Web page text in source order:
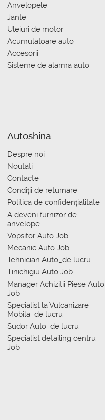
Anvelopele
Jante
Uleiuri de motor
Acumulatoare auto
Accesorii
Sisteme de alarma auto
Autoshina
Despre noi
Noutati
Contacte
Condiții de returnare
Politica de confidențialitate
A deveni furnizor de
anvelope
Vopsitor Auto Job
Mecanic Auto Job
Tehnician Auto_de lucru
Tinichigiu Auto Job
Manager Achizitii Piese Auto
Job
Specialist la Vulcanizare
Mobila_de lucru
Sudor Auto_de lucru
Specialist detailing centru
Job